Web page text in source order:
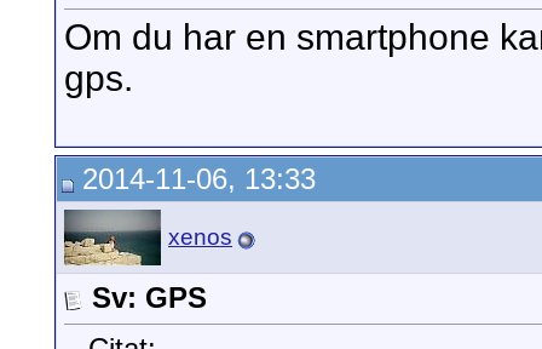
Om du har en smartphone
gps.
2014-11-06, 13:33
xenos
Sv: GPS